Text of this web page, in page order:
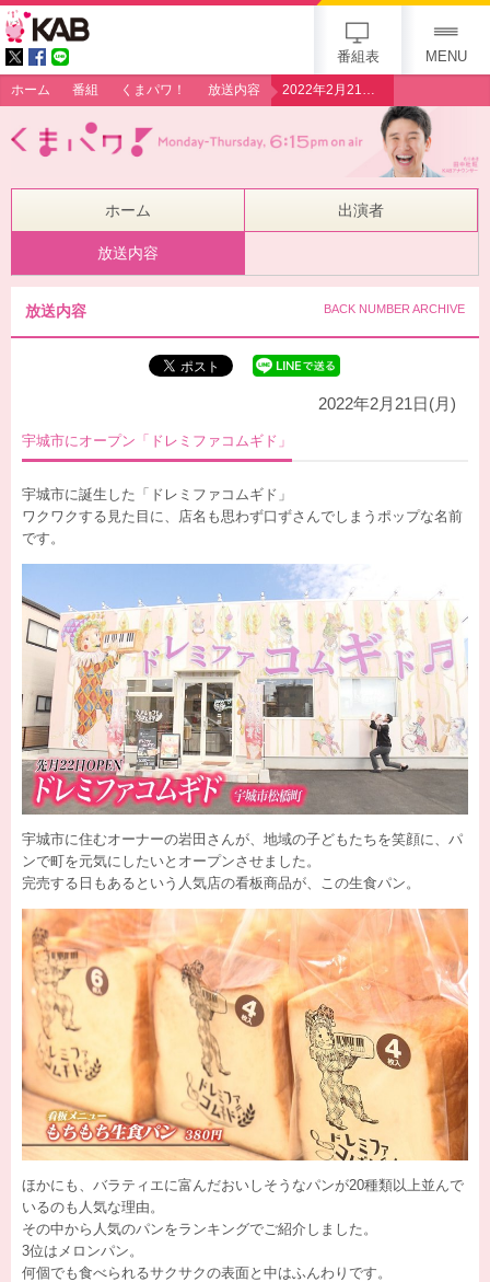
番組表 MENU
ホーム 番組 くまパワ！ 放送内容 2022年2月21日（月）【きょうくま！】宇城市にオープン「ドレミファコムギド」
ホーム 出演者
放送内容
放送内容 BACK NUMBER ARCHIVE
2022年2月21日(月)
宇城市にオープン「ドレミファコムギド」
宇城市に誕生した「ドレミファコムギド」
ワクワクする見た目に、店名も思わず口ずさんでしまうポップな名前
です。
宇城市に住むオーナーの岩田さんが、地域の子どもたちを笑顔に、パ
ンで町を元気にしたいとオープンさせました。
完売する日もあるという人気店の看板商品が、この生食パン。
ほかにも、バラティエに富んだおいしそうなパンが20種類以上並んで
いるのも人気な理由。
その中から人気のパンをランキングでご紹介しました。
3位はメロンパン。
何個でも食べられるサクサクの表面と中はふんわりです。